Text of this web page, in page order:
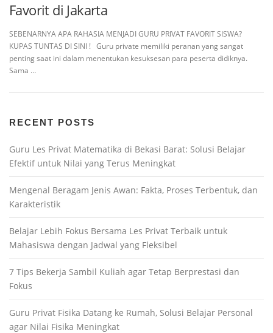
Favorit di Jakarta
SEBENARNYA APA RAHASIA MENJADI GURU PRIVAT FAVORIT SISWA?
KUPAS TUNTAS DI SINI ! Guru private memiliki peranan yang sangat
penting saat ini dalam menentukan kesuksesan para peserta didiknya.
Sama …
RECENT POSTS
Guru Les Privat Matematika di Bekasi Barat: Solusi Belajar
Efektif untuk Nilai yang Terus Meningkat
Mengenal Beragam Jenis Awan: Fakta, Proses Terbentuk, dan
Karakteristik
Belajar Lebih Fokus Bersama Les Privat Terbaik untuk
Mahasiswa dengan Jadwal yang Fleksibel
7 Tips Bekerja Sambil Kuliah agar Tetap Berprestasi dan
Fokus
Guru Privat Fisika Datang ke Rumah, Solusi Belajar Personal
agar Nilai Fisika Meningkat